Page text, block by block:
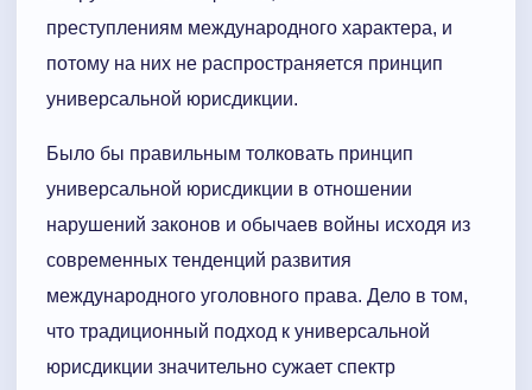
преступлениям международного характера, и
потому на них не распространяется принцип
универсальной юрисдикции.
Было бы правильным толковать принцип
универсальной юрисдикции в отношении
нарушений законов и обычаев войны исходя из
современных тенденций развития
международного уголовного права. Дело в том,
что традиционный подход к универсальной
юрисдикции значительно сужает спектр